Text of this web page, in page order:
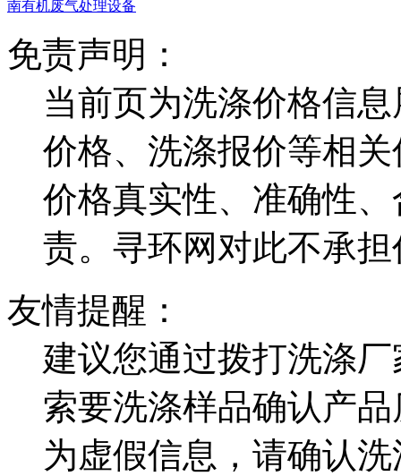
南有机废气处理设备
免责声明：
当前页为洗涤价格信
价格、洗涤报价等相
价格真实性、准确性
责。寻环网对此不承
友情提醒：
建议您通过拨打洗涤
索要洗涤样品确认产
为虚假信息，请确认